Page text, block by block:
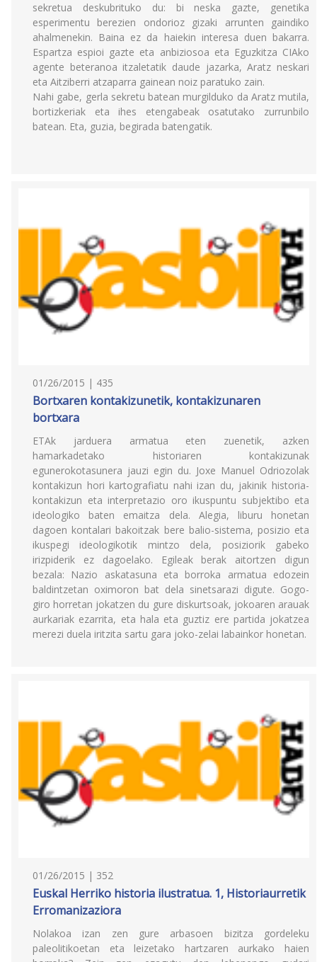
sekretua deskubrituko du: bi neska gazte, genetika
esperimentu berezien ondorioz gizaki arrunten gaindiko
ahalmenekin. Baina ez da haiekin interesa duen bakarra.
Espartza espioi gazte eta anbiziosoa eta Eguzkitza CIAko
agente beteranoa itzaletatik daude jazarka, Aratz neskari
eta Aitziberri atzaparra gainean noiz paratuko zain.
Nahi gabe, gerla sekretu batean murgilduko da Aratz mutila,
bortizkeriak eta ihes etengabeak osatutako zurrunbilo
batean. Eta, guzia, begirada batengatik.
01/26/2015 | 435
Bortxaren kontakizunetik, kontakizunaren
bortxara
ETAk jarduera armatua eten zuenetik, azken
hamarkadetako historiaren kontakizunak
egunerokotasunera jauzi egin du. Joxe Manuel Odriozolak
kontakizun hori kartografiatu nahi izan du, jakinik historia-
kontakizun eta interpretazio oro ikuspuntu subjektibo eta
ideologiko baten emaitza dela. Alegia, liburu honetan
dagoen kontalari bakoitzak bere balio-sistema, posizio eta
ikuspegi ideologikotik mintzo dela, posiziorik gabeko
irizpiderik ez dagoelako. Egileak berak aitortzen digun
bezala: Nazio askatasuna eta borroka armatua edozein
baldintzetan oximoron bat dela sinetsarazi digute. Gogo-
giro horretan jokatzen du gure diskurtsoak, jokoaren arauak
aurkariak ezarrita, eta hala eta guztiz ere partida jokatzea
merezi duela iritzita sartu gara joko-zelai labainkor honetan.
01/26/2015 | 352
Euskal Herriko historia ilustratua. 1, Historiaurretik
Erromanizaziora
Nolakoa izan zen gure arbasoen bizitza gordeleku
paleolitikoetan eta leizetako hartzaren aurkako haien